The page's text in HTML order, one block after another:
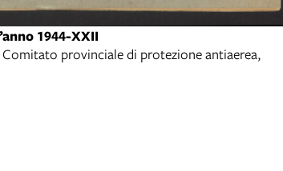
1944-XXII
provinciale di protezione antiaerea,